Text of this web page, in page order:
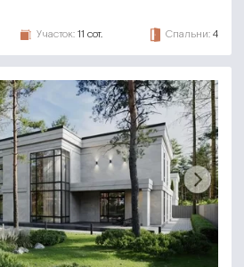
Участок: 11 сот. Спальни: 4